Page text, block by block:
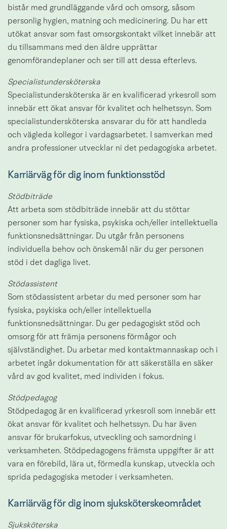
bistår med grundläggande vård och omsorg, såsom
personlig hygien, matning och medicinering. Du har ett
utökat ansvar som fast omsorgskontakt vilket innebär att
du tillsammans med den äldre upprättar
genomförandeplaner och ser till att dessa efterlevs.
Specialistundersköterska
Specialistundersköterska är en kvalificerad yrkesroll som
innebär ett ökat ansvar för kvalitet och helhetssyn. Som
specialistundersköterska ansvarar du för att handleda
och vägleda kollegor i vardagsarbetet. I samverkan med
andra professioner utvecklar ni det pedagogiska arbetet.
Karriärväg för dig inom funktionsstöd
Stödbiträde
Att arbeta som stödbiträde innebär att du stöttar
personer som har fysiska, psykiska och/eller intellektuella
funktionsnedsättningar. Du utgår från personens
individuella behov och önskemål när du ger personen
stöd i det dagliga livet.
Stödassistent
Som stödassistent arbetar du med personer som har
fysiska, psykiska och/eller intellektuella
funktionsnedsättningar. Du ger pedagogiskt stöd och
omsorg för att främja personens förmågor och
självständighet. Du arbetar med kontaktmannaskap och i
arbetet ingår dokumentation för att säkerställa en säker
vård av god kvalitet, med individen i fokus.
Stödpedagog
Stödpedagog är en kvalificerad yrkesroll som innebär ett
ökat ansvar för kvalitet och helhetssyn. Du har även
ansvar för brukarfokus, utveckling och samordning i
verksamheten. Stödpedagogens främsta uppgifter är att
vara en förebild, lära ut, förmedla kunskap, utveckla och
sprida pedagogiska metoder i verksamheten.
Karriärväg för dig inom sjuksköterskeområdet
Sjuksköterska